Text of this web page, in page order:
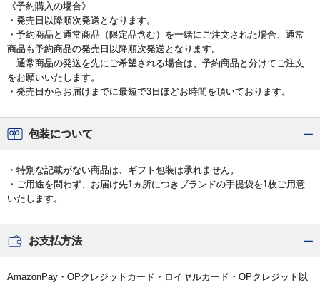
《予約購入の場合》
・発売日以降順次発送となります。
・予約商品と通常商品（限定品含む）を一緒にご注文された場合、通常
商品も予約商品の発売日以降順次発送となります。
通常商品の発送を先にご希望される場合は、予約商品と分けてご注文
をお願いいたします。
・発売日からお届けまでに最短で3日ほどお時間を頂いております。
包装について
・特別な記載がない商品は、ギフト包装は承れません。
・ご用途を問わず、お届け先1ヵ所につきブランドの手提袋を1枚ご用意
いたします。
お支払方法
AmazonPay・OPクレジットカード・ロイヤルカード・OPクレジット以